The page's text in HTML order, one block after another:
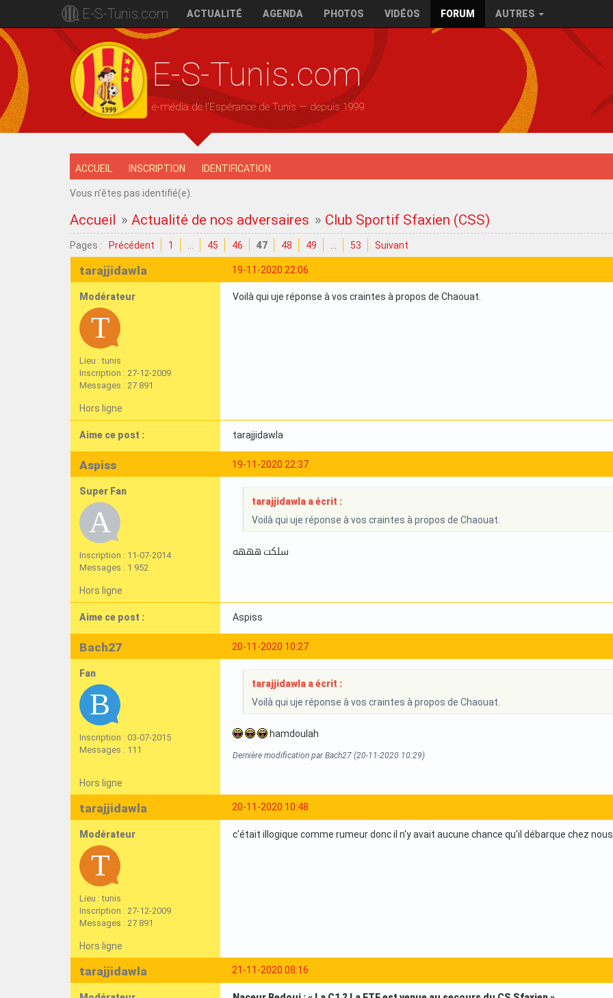
E-S-Tunis.com ACTUALITÉ AGENDA PHOTOS VIDÉOS FORUM AUTRES
E-S-Tunis.com
e-média de l'Espérance de Tunis — depuis 1999
ACCUEIL INSCRIPTION IDENTIFICATION
Vous n'êtes pas identifié(e).
Accueil »Actualité de nos adversaires » Club Sportif Sfaxien (CSS)
Pages : Précédent 1 45 46 47 48 49 53 Suivant
19-11-2020 22:06
tarajjidawla
Modérateur
Lieu : tunis
Inscription : 27-12-2009
Messages : 27 891
Voilà qui uje réponse à vos craintes à propos de Chaouat.
Hors ligne
Aime ce post : tarajjidawla
19-11-2020 22:37
Aspiss
Super Fan
Inscription : 11-07-2014
Messages : 1 952
tarajjidawla a écrit :
Voilà qui uje réponse à vos craintes à propos de Chaouat.
سلكت هههه
Hors ligne
Aime ce post : Aspiss
20-11-2020 10:27
Bach27
Fan
Inscription : 03-07-2015
Messages : 111
tarajjidawla a écrit :
Voilà qui uje réponse à vos craintes à propos de Chaouat.
hamdoulah
Dernière modification par Bach27 (20-11-2020 10:29)
Hors ligne
20-11-2020 10:48
tarajjidawla
Modérateur
Lieu : tunis
Inscription : 27-12-2009
Messages : 27 891
c'était illogique comme rumeur donc il n'y avait aucune chance qu'il débarque chez nous.
Hors ligne
21-11-2020 08:16
tarajjidawla